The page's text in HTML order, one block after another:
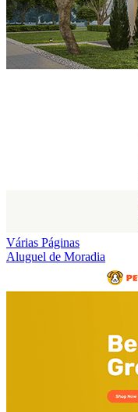
Várias Páginas
Aluguel de Moradia